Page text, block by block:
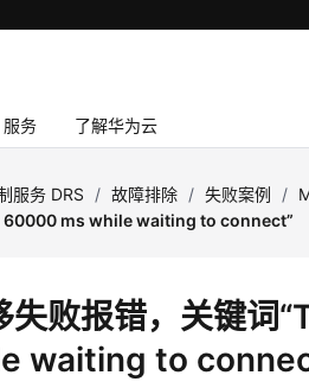
服务 了解华为云
服务 DRS / 故障排除 / 失败案例 /
60000 ms while waiting to connect”
失败报错，关键
waiting to